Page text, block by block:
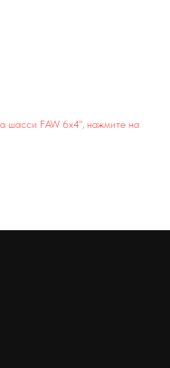
шасси FAW 6х4", нажмите на